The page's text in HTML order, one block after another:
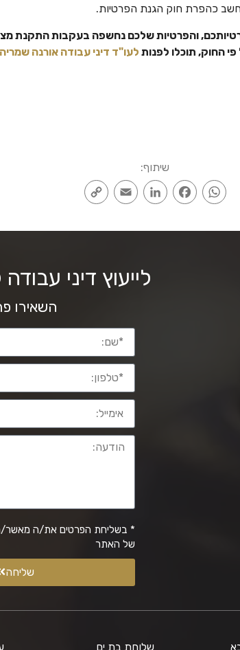
כהפרת חוק הגנת הפרטיות.
והפרטיות שלכם נחשפה בעקבות התקנת
החוק, תוכלו לפנות לעו"ד דיני עבודה אורנה
שיתוף:
WhatsApp
Facebook
LinkedIn
Email
לייעוץ דיני
השאירו
* בשליחת הפרטים את/ה
של האתר
שליחה
שלוחת בת ים